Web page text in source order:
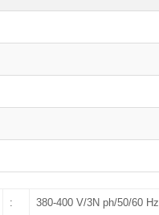
: 380-400 V/3N ph/50/60 Hz